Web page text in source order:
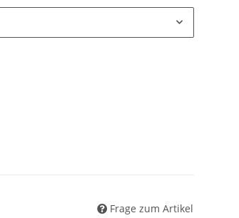
Frage zum Artikel